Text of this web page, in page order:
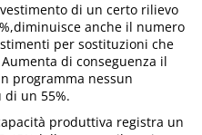
di un certo rilievo
anche il numero
per sostituzioni che
di conseguenza il
programma nessun
di un 55%.
produttiva registra un